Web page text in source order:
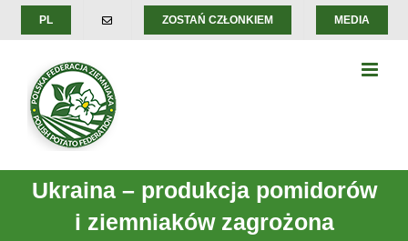
Skip
PL ZOSTAŃ CZŁONKIEM MEDIA
Ukraina – produkcja pomidorów
i ziemniaków zagrożona